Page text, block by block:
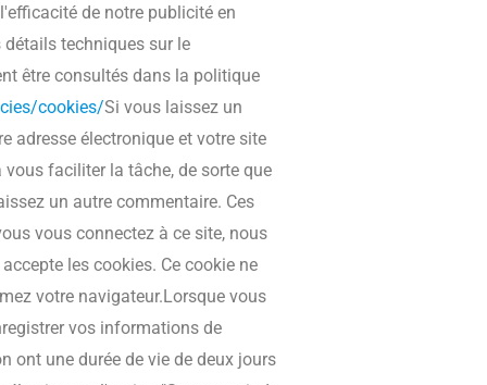
de notre publicité en
techniques sur le
être consultés dans la politique
cookies/Si vous laissez un
adresse électronique et votre site
faciliter la tâche, de sorte que
un autre commentaire. Ces
vous connectez à ce site, nous
les cookies. Ce cookie ne
votre navigateur.Lorsque vous
vos informations de
ont une durée de vie de deux jours